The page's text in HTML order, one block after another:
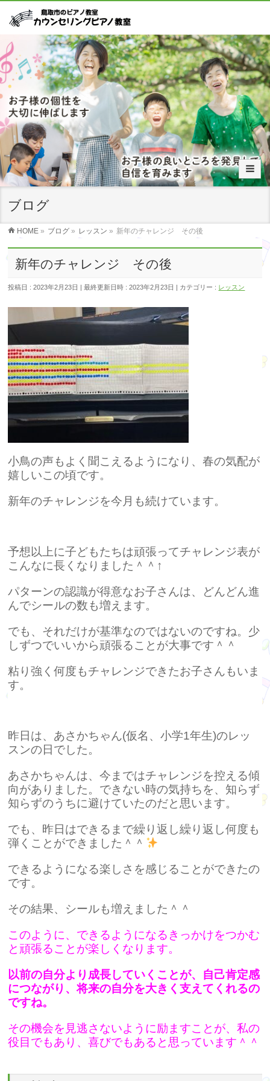
ブログ
HOME » ブログ » レッスン » 新年のチャレンジ その後
新年のチャレンジ その後
投稿日 : 2023年2月23日 最終更新日時 : 2023年2月23日 カテゴリー : レッスン
小鳥の声もよく聞こえるようになり、春の気配が
嬉しいこの頃です。
新年のチャレンジを今月も続けています。
予想以上に子どもたちは頑張ってチャレンジ表が
こんなに長くなりました＾＾↑
パターンの認識が得意なお子さんは、どんどん進
んでシールの数も増えます。
でも、それだけが基準なのではないのですね。少
しずつでいいから頑張ることが大事です＾＾
粘り強く何度もチャレンジできたお子さんもいま
す。
昨日は、あさかちゃん(仮名、小学1年生)のレッ
スンの日でした。
あさかちゃんは、今まではチャレンジを控える傾
向がありました。できない時の気持ちを、知らず
知らずのうちに避けていたのだと思います。
でも、昨日はできるまで繰り返し繰り返し何度も
弾くことができました＾＾
できるようになる楽しさを感じることができたの
です。
その結果、シールも増えました＾＾
このように、できるようになるきっかけをつかむ
と頑張ることが楽しくなります。
以前の自分より成長していくことが、自己肯定感
につながり、将来の自分を大きく支えてくれるの
ですね。
その機会を見逃さないように励ますことが、私の
役目でもあり、喜びでもあると思っています＾＾